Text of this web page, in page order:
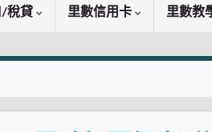
/稅貸 里數信用卡 里數教